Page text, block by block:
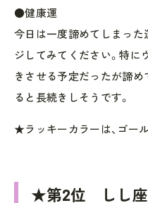
●健康運
今日は一度諦めてしまった
ジしてみてください。特
きさせる予定だったが諦
ると長続きしそうです。
★ラッキーカラーは、ゴー
★第2位 しし座